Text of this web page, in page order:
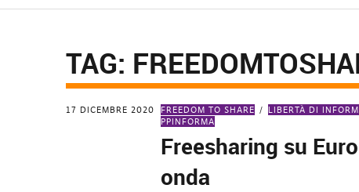
TAG:
17 DICEMBRE 2020 FREEDOM TO SHARE
LIBERTÀ DI
PPINFORMA
Freesharing su
onda